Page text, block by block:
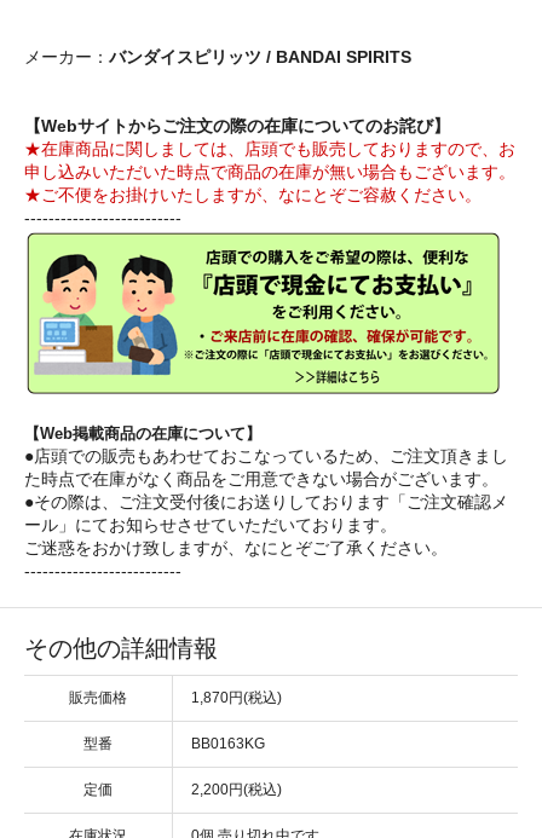
メーカー： バンダイスピリッツ / BANDAI SPIRITS
【Webサイトからご注文の際の在庫についてのお詫び】
★在庫商品に関しましては、店頭でも販売しておりますので、お
申し込みいただいた時点で商品の在庫が無い場合もございます。
★ご不便をお掛けいたしますが、なにとぞご容赦ください。
--------------------------
【Web掲載商品の在庫について】
●店頭での販売もあわせておこなっているため、ご注文頂きまし
た時点で在庫がなく商品をご用意できない場合がございます。
●その際は、ご注文受付後にお送りしております「ご注文確認メ
ール」にてお知らせさせていただいております。
ご迷惑をおかけ致しますが、なにとぞご了承ください。
--------------------------
その他の詳細情報
販売価格 1,870円(税込)
型番 BB0163KG
定価 2,200円(税込)